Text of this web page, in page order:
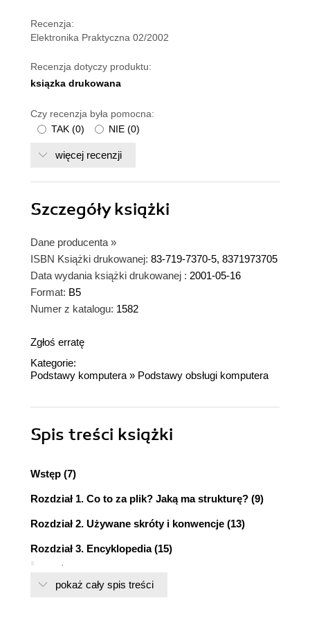
Recenzja:
Elektronika Praktyczna 02/2002
Recenzja dotyczy produktu:
ksiązka drukowana
Czy recenzja była pomocna:
TAK (0) NIE (0)
więcej recenzji
Szczegółyksiążki
Dane producenta »
ISBN Książki drukowanej: 83-719-7370-5, 8371973705
Data wydania książki drukowanej : 2001-05-16
Format: B5
Numer z katalogu: 1582
Zgłoś erratę
Kategorie:
Podstawy komputera» Podstawy obsługi komputera
Spis treści książki
Wstęp (7)
Rozdział 1. Co to za plik? Jaką ma strukturę? (9)
Rozdział 2. Używane skróty i konwencje (13)
Rozdział 3. Encyklopedia (15)
0 (18)
pokaż cały spis treści